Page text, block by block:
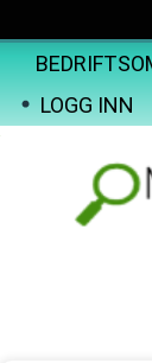
LOGG INN